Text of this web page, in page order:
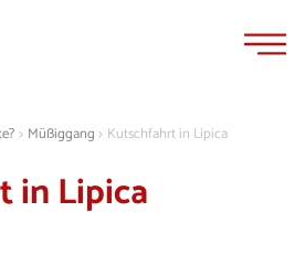
> Müßiggang > Kutschfahrt in Lipica
in Lipica